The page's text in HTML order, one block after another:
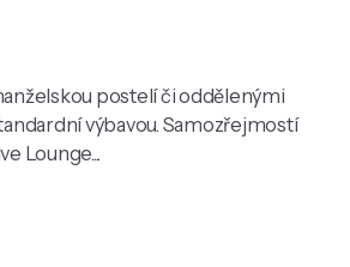
postelí či oddělenými
výbavou. Samozřejmostí
Lounge....